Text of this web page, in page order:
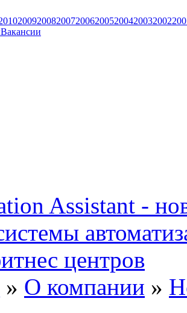
20092008200720062005200420032002
Вакансии
» О компании »